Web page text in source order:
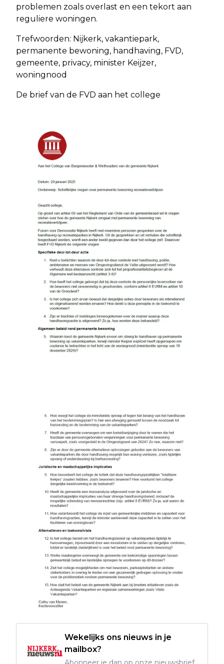
problemen zoals overlast en een tekort aan
reguliere woningen.
Trefwoorden: Nijkerk, vakantiepark,
permanente bewoning, handhaving, FVD,
gemeente, privacy, minister Keijzer,
woningnood
De brief van de FVD aan het college
Wekelijks ons nieuws in je
mailbox?